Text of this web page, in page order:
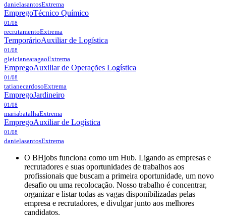
danielasantosExtrema
EmpregoTécnico Químico
01/08
recrutamentoExtrema
TemporárioAuxiliar de Logística
01/08
gleicianearagaoExtrema
EmpregoAuxiliar de Operações Logística
01/08
tatianecardosoExtrema
EmpregoJardineiro
01/08
mariabatalhaExtrema
EmpregoAuxiliar de Logística
01/08
danielasantosExtrema
O BHjobs funciona como um Hub. Ligando as empresas e
recrutadores e suas oportunidades de trabalhos aos
profissionais que buscam a primeira oportunidade, um novo
desafio ou uma recolocação. Nosso trabalho é concentrar,
organizar e listar todas as vagas disponibilizadas pelas
empresa e recrutadores, e divulgar junto aos melhores
candidatos.